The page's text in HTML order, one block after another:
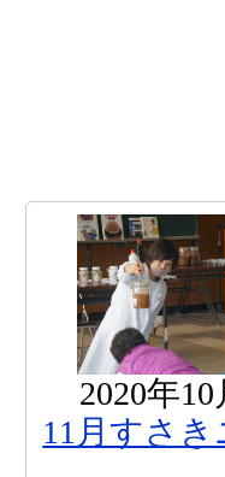
2020年10
11月すさき